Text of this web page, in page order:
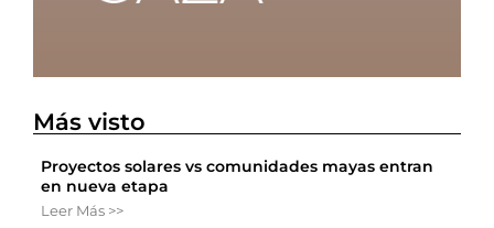
Más visto
Proyectos solares vs comunidades mayas entran
en nueva etapa
Leer Más >>